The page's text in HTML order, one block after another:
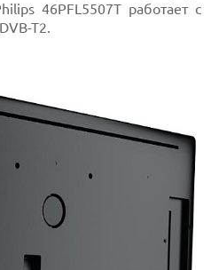
46PFL5507T работает с
T2.